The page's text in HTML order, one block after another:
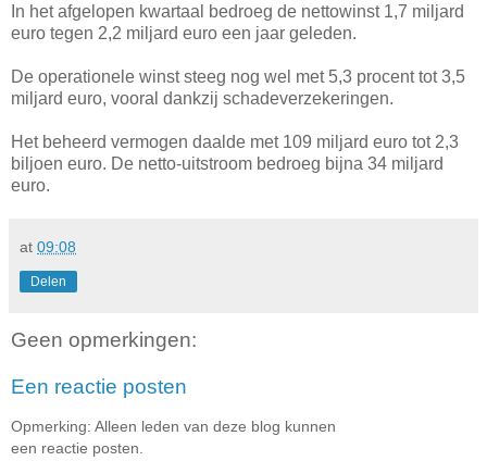
In het afgelopen kwartaal bedroeg de nettowinst 1,7 miljard
euro tegen 2,2 miljard euro een jaar geleden.
De operationele winst steeg nog wel met 5,3 procent tot 3,5
miljard euro, vooral dankzij schadeverzekeringen.
Het beheerd vermogen daalde met 109 miljard euro tot 2,3
biljoen euro. De netto-uitstroom bedroeg bijna 34 miljard
euro.
at 09:08
Delen
Geen opmerkingen:
Een reactie posten
Opmerking: Alleen leden van deze blog kunnen
een reactie posten.